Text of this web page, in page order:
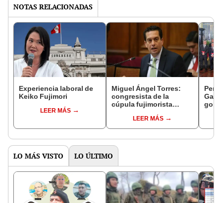
NOTAS RELACIONADAS
Experiencia laboral de
Keiko Fujimori
LEER MÁS
Miguel Ángel Torres:
congresista de la
cúpula fujimorista
del SenadoLEER MÁS
LO MÁS VISTO LO ÚLTIMO